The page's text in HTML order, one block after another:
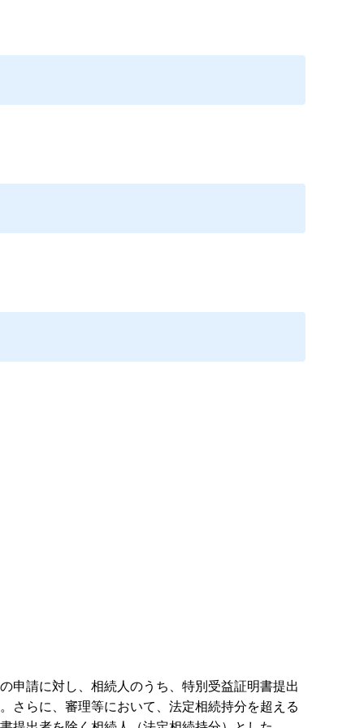
申請に対し、相続人のうち、特別受益証明書提出
さらに、審理等において、法定相続持分を超える